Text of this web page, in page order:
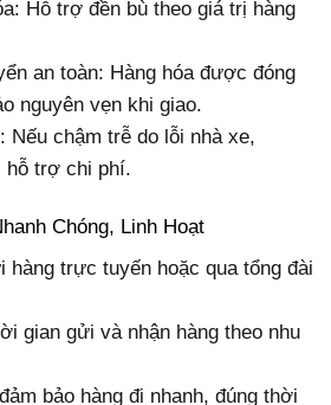
Hỗ trợ đền bù theo giá trị hàng
an toàn: Hàng hóa được đóng
nguyên vẹn khi giao.
Nếu chậm trễ do lỗi nhà xe,
hỗ trợ chi phí.
Chóng, Linh Hoạt
hàng trực tuyến hoặc qua tổng đài
gian gửi và nhận hàng theo nhu
bảo hàng đi nhanh, đúng thời